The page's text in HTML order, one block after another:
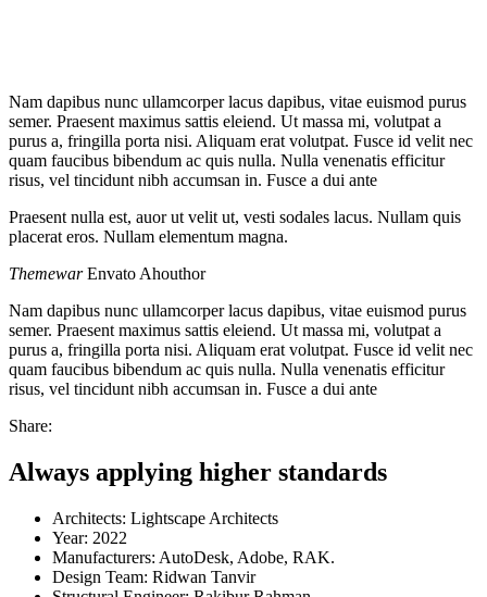
Nam dapibus nunc ullamcorper lacus dapibus, vitae euismod purus
semer. Praesent maximus sattis eleiend. Ut massa mi, volutpat a
purus a, fringilla porta nisi. Aliquam erat volutpat. Fusce id velit nec
quam faucibus bibendum ac quis nulla. Nulla venenatis efficitur
risus, vel tincidunt nibh accumsan in. Fusce a dui ante
Praesent nulla est, auor ut velit ut, vesti sodales lacus. Nullam quis
placerat eros. Nullam elementum magna.
Themewar Envato Ahouthor
Nam dapibus nunc ullamcorper lacus dapibus, vitae euismod purus
semer. Praesent maximus sattis eleiend. Ut massa mi, volutpat a
purus a, fringilla porta nisi. Aliquam erat volutpat. Fusce id velit nec
quam faucibus bibendum ac quis nulla. Nulla venenatis efficitur
risus, vel tincidunt nibh accumsan in. Fusce a dui ante
Share:
Always applying higher standards
Architects: Lightscape Architects
Year: 2022
Manufacturers: AutoDesk, Adobe, RAK.
Design Team: Ridwan Tanvir